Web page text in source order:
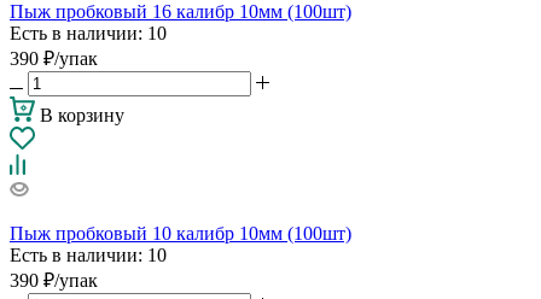
Пыж пробковый 16 калибр 10мм (100шт)
Есть в наличии: 10
390 ₽/упак
В корзину
Пыж пробковый 10 калибр 10мм (100шт)
Есть в наличии: 10
390 ₽/упак